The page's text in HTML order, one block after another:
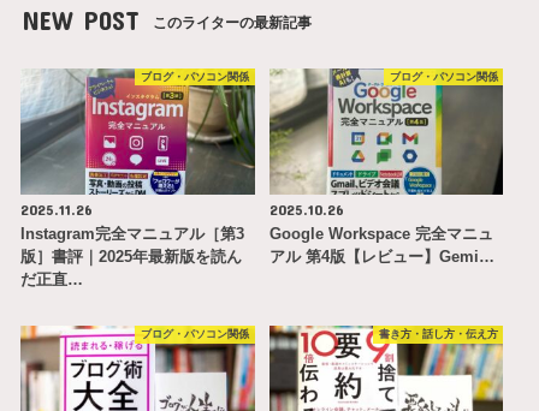
NEW POST このライターの最新記事
ブログ・パソコン関係
2025.11.26
Instagram完全マニュアル［第3
版］書評｜2025年最新版を読ん
だ正直…
ブログ・パソコン関係
2025.10.26
Google Workspace 完全マニュ
アル 第4版【レビュー】Gemi…
ブログ・パソコン関係 書き方・話し方・伝え方